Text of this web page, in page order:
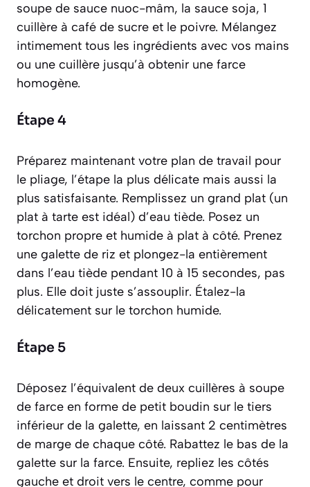
soupe de sauce nuoc-mâm, la sauce soja, 1
cuillère à café de sucre et le poivre. Mélangez
intimement tous les ingrédients avec vos mains
ou une cuillère jusqu’à obtenir une farce
homogène.
Étape 4
Préparez maintenant votre plan de travail pour
le pliage, l’étape la plus délicate mais aussi la
plus satisfaisante. Remplissez un grand plat (un
plat à tarte est idéal) d’eau tiède. Posez un
torchon propre et humide à plat à côté. Prenez
une galette de riz et plongez-la entièrement
dans l’eau tiède pendant 10 à 15 secondes, pas
plus. Elle doit juste s’assouplir. Étalez-la
délicatement sur le torchon humide.
Étape 5
Déposez l’équivalent de deux cuillères à soupe
de farce en forme de petit boudin sur le tiers
inférieur de la galette, en laissant 2 centimètres
de marge de chaque côté. Rabattez le bas de la
galette sur la farce. Ensuite, repliez les côtés
gauche et droit vers le centre, comme pour